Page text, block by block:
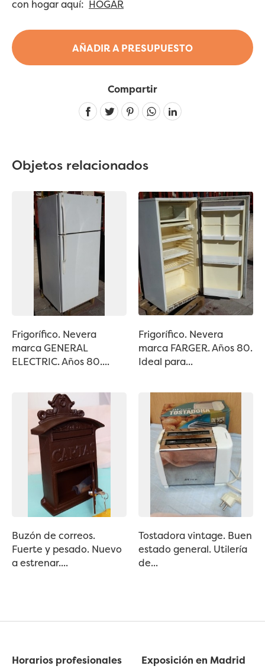
AÑADIR A PRESUPUESTO
con hogar aquí: HOGAR
Compartir
Linkedin
Objetos relacionados
Frigorífico. Nevera
marca GENERAL
ELECTRIC. Años 80....
Frigorífico. Nevera
marca FARGER. Años 80.
Ideal para...
Buzón de correos.
Fuerte y pesado. Nuevo
a estrenar....
Tostadora vintage. Buen
estado general. Utilería
de...
Horarios profesionales
Exposición en Madrid